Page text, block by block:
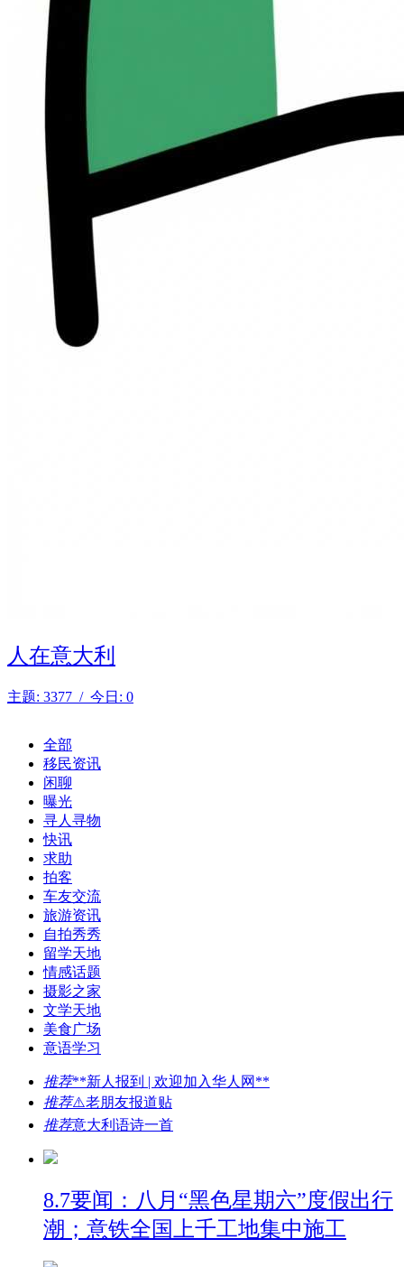
人在意大利
主题: 3377 / 今日: 0
全部
移民资讯
闲聊
曝光
寻人寻物
快讯
求助
拍客
车友交流
旅游资讯
自拍秀秀
留学天地
情感话题
摄影之家
文学天地
美食广场
意语学习
推荐**新人报到 | 欢迎加入华人网**
推荐⚠️老朋友报道贴
推荐意大利语诗一首
8.7要闻：八月“黑色星期六”度假出行
潮；意铁全国上千工地集中施工